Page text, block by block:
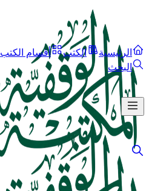
الرئيسية الكتب أقسام الكتب
البحث